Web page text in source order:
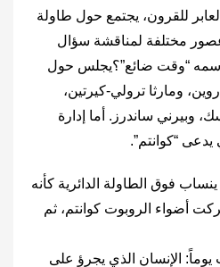
للقرون، يجتمع حول طاولة
مختلفة لمناقشة سؤال
“وقت ضائع”؟يجلس حول
ومارثا ترولي-كيرتين،
وبيرني ساندرز. أما إدارة
يدعى “كوانتم”.
فوق الطاولة الدائرية كأنه
أضواء الروبوت كوانتم، ثم
الإنسان الذي يجرؤ على